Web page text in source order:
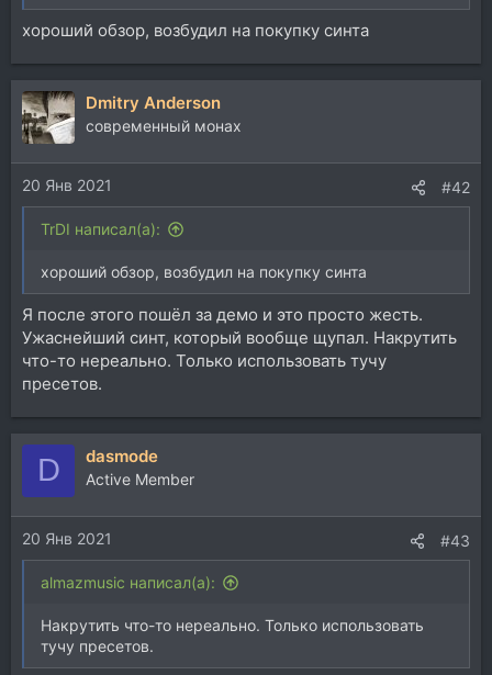
хороший обзор, возбудил на покупку синта
Dmitry Anderson
современный монах
20 Янв 2021 #42
TrDI написал(а):
хороший обзор, возбудил на покупку синта
Я после этого пошёл за демо и это просто жесть.
Ужаснейший синт, который вообще щупал. Накрутить
что-то нереально. Только использовать тучу
пресетов.
D dasmode
Active Member
20 Янв 2021 #43
almazmusic написал(а):
Накрутить что-то нереально. Только использовать
тучу пресетов.